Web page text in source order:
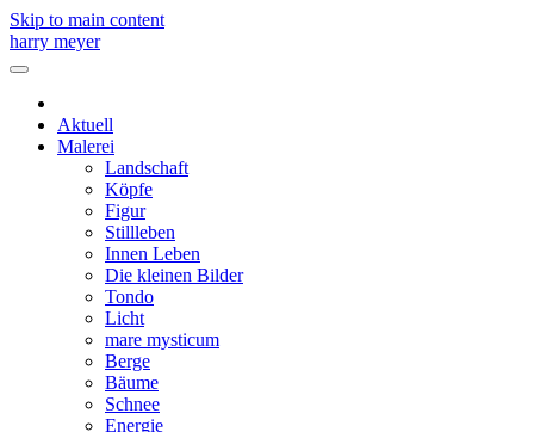
Skip to main content
harry meyer
Aktuell
Malerei
Landschaft
Köpfe
Figur
Stillleben
Innen Leben
Die kleinen Bilder
Tondo
Licht
mare mysticum
Berge
Bäume
Schnee
Energie